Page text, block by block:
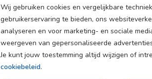
Wij gebruiken cookies en vergelijkbare
gebruikerservaring te bieden, ons
analyseren en voor marketing- en sociale
weergeven van gepersonaliseerde
Je kunt jouw toestemming altijd wijzigen of
cookiebeleid.
RAAMBORD VLAG